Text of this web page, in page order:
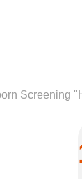
Screening